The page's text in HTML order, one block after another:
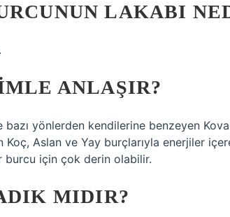
LAKABI
ANLAŞIR?
yönlerden kendilerine benzeyen
Koç, Aslan ve Yay burçlarıyla enerjiler
için çok derin olabilir.
MIDIR?